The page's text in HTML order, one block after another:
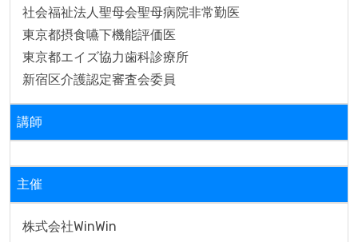
社会福祉法人聖母会聖母病院非常勤医
東京都摂食嚥下機能評価医
東京都エイズ協力歯科診療所
講師
主催
株式会社WinWin